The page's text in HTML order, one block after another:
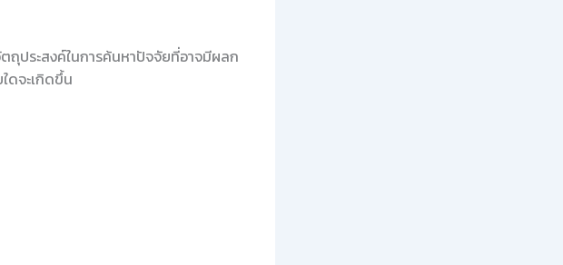
ถุประสงค์ในการค้นหาปัจจัยที่อาจมีผลก
ดจะเกิดขึ้น